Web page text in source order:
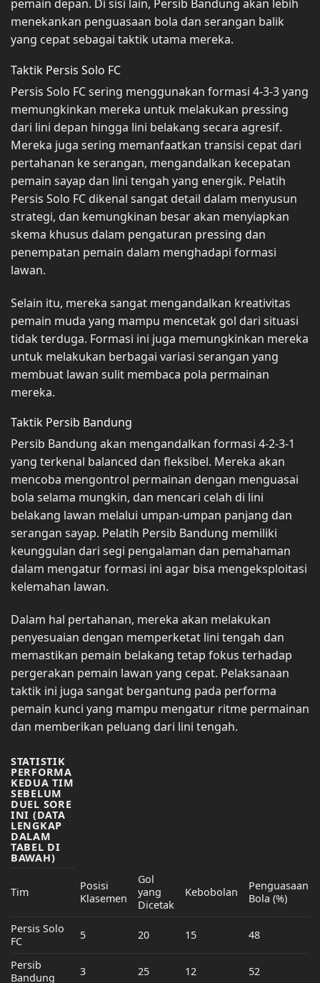
pemain depan. Di sisi lain, Persib Bandung akan lebih
menekankan penguasaan bola dan serangan balik
yang cepat sebagai taktik utama mereka.
Taktik Persis Solo FC
Persis Solo FC sering menggunakan formasi 4-3-3 yang
memungkinkan mereka untuk melakukan pressing
dari lini depan hingga lini belakang secara agresif.
Mereka juga sering memanfaatkan transisi cepat dari
pertahanan ke serangan, mengandalkan kecepatan
pemain sayap dan lini tengah yang energik. Pelatih
Persis Solo FC dikenal sangat detail dalam menyusun
strategi, dan kemungkinan besar akan menyiapkan
skema khusus dalam pengaturan pressing dan
penempatan pemain dalam menghadapi formasi
lawan.
Selain itu, mereka sangat mengandalkan kreativitas
pemain muda yang mampu mencetak gol dari situasi
tidak terduga. Formasi ini juga memungkinkan mereka
untuk melakukan berbagai variasi serangan yang
membuat lawan sulit membaca pola permainan
mereka.
Taktik Persib Bandung
Persib Bandung akan mengandalkan formasi 4-2-3-1
yang terkenal balanced dan fleksibel. Mereka akan
mencoba mengontrol permainan dengan menguasai
bola selama mungkin, dan mencari celah di lini
belakang lawan melalui umpan-umpan panjang dan
serangan sayap. Pelatih Persib Bandung memiliki
keunggulan dari segi pengalaman dan pemahaman
dalam mengatur formasi ini agar bisa mengeksploitasi
kelemahan lawan.
Dalam hal pertahanan, mereka akan melakukan
penyesuaian dengan memperketat lini tengah dan
memastikan pemain belakang tetap fokus terhadap
pergerakan pemain lawan yang cepat. Pelaksanaan
taktik ini juga sangat bergantung pada performa
pemain kunci yang mampu mengatur ritme permainan
dan memberikan peluang dari lini tengah.
STATISTIK
PERFORMA
KEDUA TIM
SEBELUM
DUEL SORE
INI (DATA
LENGKAP
DALAM
TABEL DI
BAWAH)
Tim
Posisi
Klasemen
Gol
yang
Dicetak
Kebobolan
Penguasaan
Bola (%)
Persis Solo
FC
5 20 15 48
Persib
Bandung
3 25 12 52